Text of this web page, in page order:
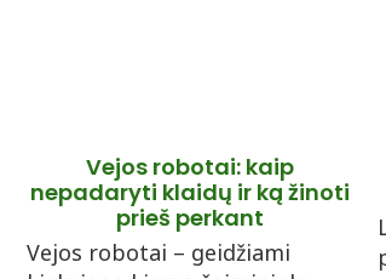
Vejos robotai: kaip
nepadaryti klaidų ir ką žinoti
prieš perkant
Vejos robotai – geidžiami